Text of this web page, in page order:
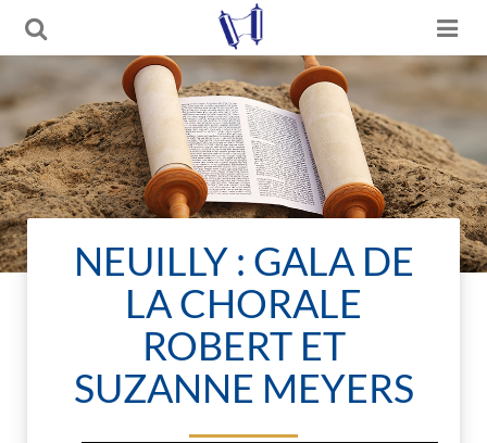
NEUILLY : GALA DE
LA CHORALE
ROBERT ET
SUZANNE MEYERS